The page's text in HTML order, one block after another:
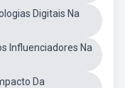
Digitais Na
Influenciadores Na
Da